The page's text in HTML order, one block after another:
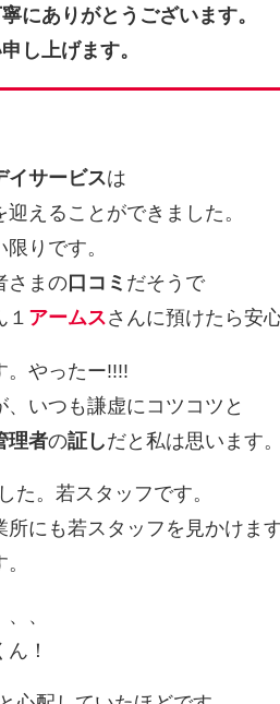
にありがとうございます。
し上げます。
イサービスは
えることができました。
りです。
さまの 口コミ だそうで
１ アームスさんに預けたら安
。やったー!!!!
いつも謙虚にコツコツと
理者の証しだと私は思います。
た。若スタッフです。
にも若スタッフを見かけます
、
！